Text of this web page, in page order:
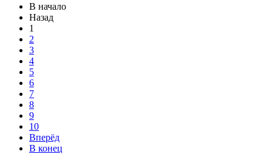
В начало
Назад
1
2
3
4
5
6
7
8
9
10
Вперёд
В конец